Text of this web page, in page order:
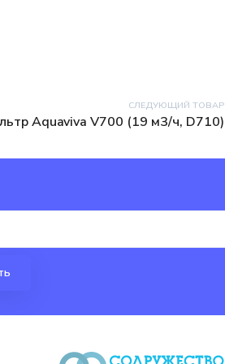
СЛЕДУЮЩИЙ ТОВАР
Aquaviva V700 (19 м3/ч, D710)